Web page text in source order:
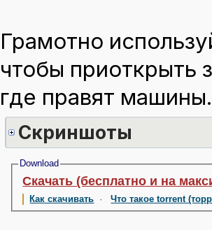
Грамотно
чтобы приоткрыть
где правят машины.
Скриншоты
Download
Скачать (бесплатно и на
Как скачивать ·Что такое torrent